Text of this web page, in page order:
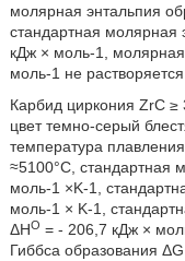
молярная энтальпия
стандартная молярная
кДж × моль-1,
моль-1 не
Карбид циркония ZrC
цвет темно-серый
температура
≈5100°С, стандартная
моль-1 ×K-1,
моль-1 × K-1,
ΔНO = - 206,7 кДж ×
Гиббса образования